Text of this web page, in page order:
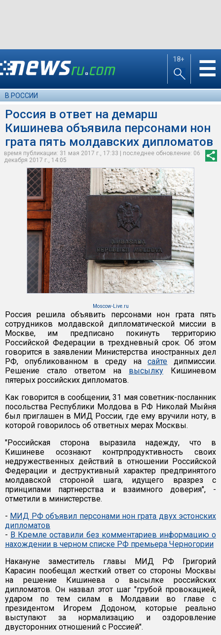
18+ ☰
В РОССИИ
Россия в ответ на демарш
Кишинева объявила персонами нон
грата пять молдавских дипломатов
время публикации: 31 мая 2017 г., 17:33 | последнее обновление: 06
декабря 2017 г., 14:05
Moscow-Live.ru
Россия решила объявить персонами нон грата пять
сотрудников молдавской дипломатической миссии в
Москве, им предписано покинуть территорию
Российской Федерации в трехдневный срок. Об этом
говорится в заявлении Министерства иностранных дел
РФ, опубликованном в среду насайте дипмиссии.
Решение стало ответом на высылку Кишиневом
пятерых российских дипломатов.
Как говорится в сообщении, 31 мая советник-посланник
посольства Республики Молдова в РФ Николай Мыйня
был приглашен в МИД России, где ему вручили ноту, в
которой говорилось об ответных мерах Москвы.
"Российская сторона выразила надежду, что в
Кишиневе осознают контрпродуктивность своих
недружественных действий в отношении Российской
Федерации и деструктивный характер предпринятого
молдавской стороной шага, идущего вразрез с
принципами партнерства и взаимного доверия", -
отметили в министерстве.
- МИД РФ объявил персонами нон грата двух эстонских
дипломатов
- В Кремле оставили без комментариев информацию о
нахождении в черном списке РФ премьера Черногории
Накануне заместитель главы МИД РФ Григорий
Карасин пообещал жесткий ответ со стороны Москвы
на решение Кишинева о высылке российских
дипломатов. Он назвал этот шаг "грубой провокацией,
ударом по тем силам в Молдавии во главе с
президентом Игорем Додоном, которые реально
выступают за нормализацию и оздоровление
двусторонних отношений с Россией".